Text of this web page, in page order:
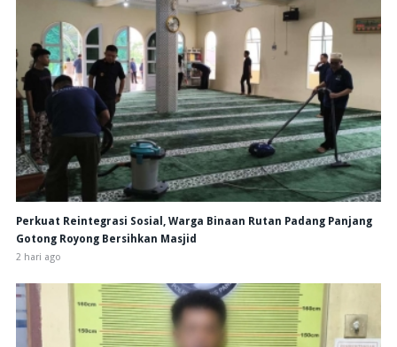
Perkuat Reintegrasi Sosial, Warga Binaan Rutan Padang Panjang
Gotong Royong Bersihkan Masjid
2 hari ago